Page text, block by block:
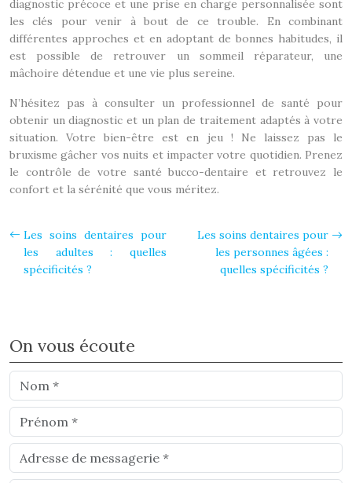
diagnostic précoce et une prise en charge personnalisée sont
les clés pour venir à bout de ce trouble. En combinant
différentes approches et en adoptant de bonnes habitudes, il
est possible de retrouver un sommeil réparateur, une
mâchoire détendue et une vie plus sereine.
N’hésitez pas à consulter un professionnel de santé pour
obtenir un diagnostic et un plan de traitement adaptés à votre
situation. Votre bien-être est en jeu ! Ne laissez pas le
bruxisme gâcher vos nuits et impacter votre quotidien. Prenez
le contrôle de votre santé bucco-dentaire et retrouvez le
confort et la sérénité que vous méritez.
Les soins dentaires pour
les adultes : quelles
spécificités ?
Les soins dentaires pour
les personnes âgées :
quelles spécificités ?
On vous écoute